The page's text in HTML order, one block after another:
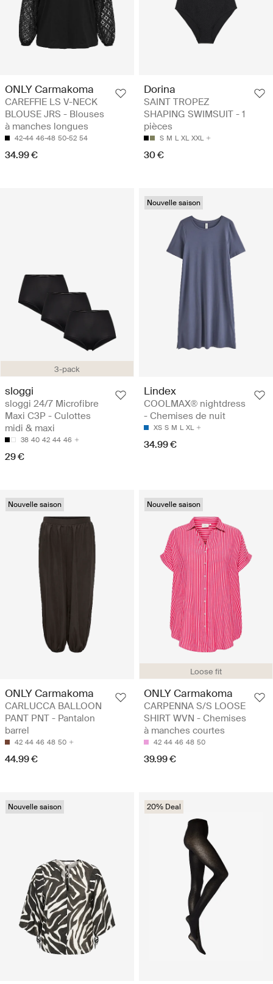
ONLY Carmakoma
CAREFFIE LS V-NECK
BLOUSE JRS - Blouses
à manches longues
42-44 46-48 50-52 54
34.99 €
Dorina
SAINT TROPEZ
SHAPING SWIMSUIT - 1
pièces
S M L XL XXL
30 €
3-pack
sloggi
sloggi 24/7 Microfibre
Maxi C3P - Culottes
midi & maxi
38 40 42 44 46
29 €
Nouvelle saison
Lindex
COOLMAX® nightdress
- Chemises de nuit
XS S M L XL
34.99 €
Nouvelle saison
ONLY Carmakoma
CARLUCCA BALLOON
PANT PNT - Pantalon
barrel
42 44 46 48 50
44.99 €
Loose fit
Nouvelle saison
ONLY Carmakoma
CARPENNA S/S LOOSE
SHIRT WVN - Chemises
à manches courtes
42 44 46 48 50
39.99 €
Nouvelle saison 20% Deal